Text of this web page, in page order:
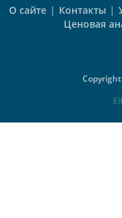
О сайте | Контакты |
Ценовая
Copyright